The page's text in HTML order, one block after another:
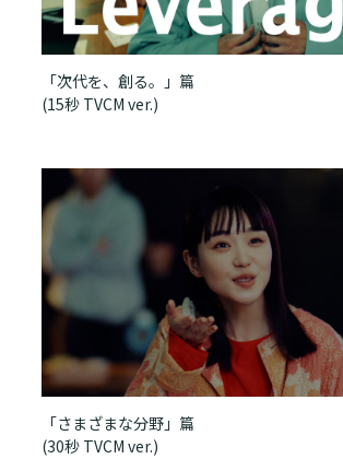
「次代を、創る。」篇
(15秒 TVCM ver.)
「さまざまな分野」篇
(30秒 TVCM ver.)